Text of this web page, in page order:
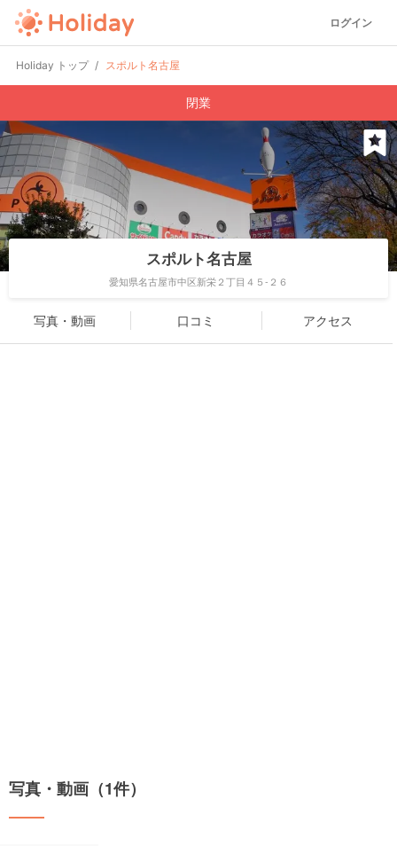
ログイン
Holiday トップ スポルト名古屋
閉業
スポルト名古屋
愛知県名古屋市中区新栄２丁目４５-２６
写真・動画 口コミ アクセス
写真・動画（1件）